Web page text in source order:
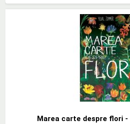
Marea carte despre flori